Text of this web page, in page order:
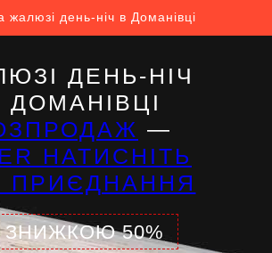
жалюзі день-ніч в Доманівці
ДЕНЬ-НІЧ
ДОМАНІВЦІ
—
НАТИСНІТЬ
ПРИЄДНАННЯ
ЗНИЖКОЮ 50%